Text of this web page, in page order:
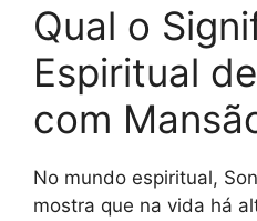
Qual o
Espiritual
com
No mundo espiritual,
mostra que na vida há